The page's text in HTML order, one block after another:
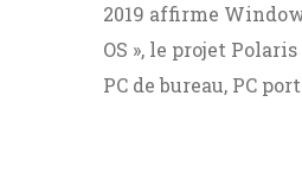
2019 affirme
OS », le projet
PC de bureau, PC